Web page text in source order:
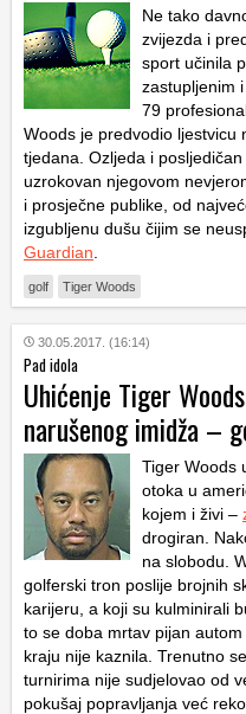
Ne tako
zvijezda i
sport učinila
zastupljenim
79
Woods je predvodio ljestvicu
tjedana. Ozljeda i
uzrokovan njegovom
i prosječne publike, od
izgubljenu dušu čijim se
Guardian
golf Tiger Woods
30.05.2017. (16:14)
Pad idola
Uhićenje Tiger
narušenog imidža –
Tiger Woods
otoka u
kojem i živi –
drogiran.
na slobodu.
golferski tron poslije brojnih
karijeru, a koji su kulminirali
to se doba mrtav pijan
kraju nije kaznila. Trenutno
turnirima nije sudjelovao od
pokušaj popravljanja već